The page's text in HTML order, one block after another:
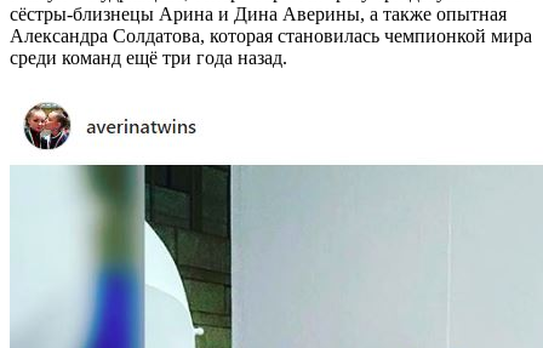
сёстры-близнецы Арина и Дина Аверины, а также опытная
Александра Солдатова, которая становилась чемпионкой мира
среди команд ещё три года назад.